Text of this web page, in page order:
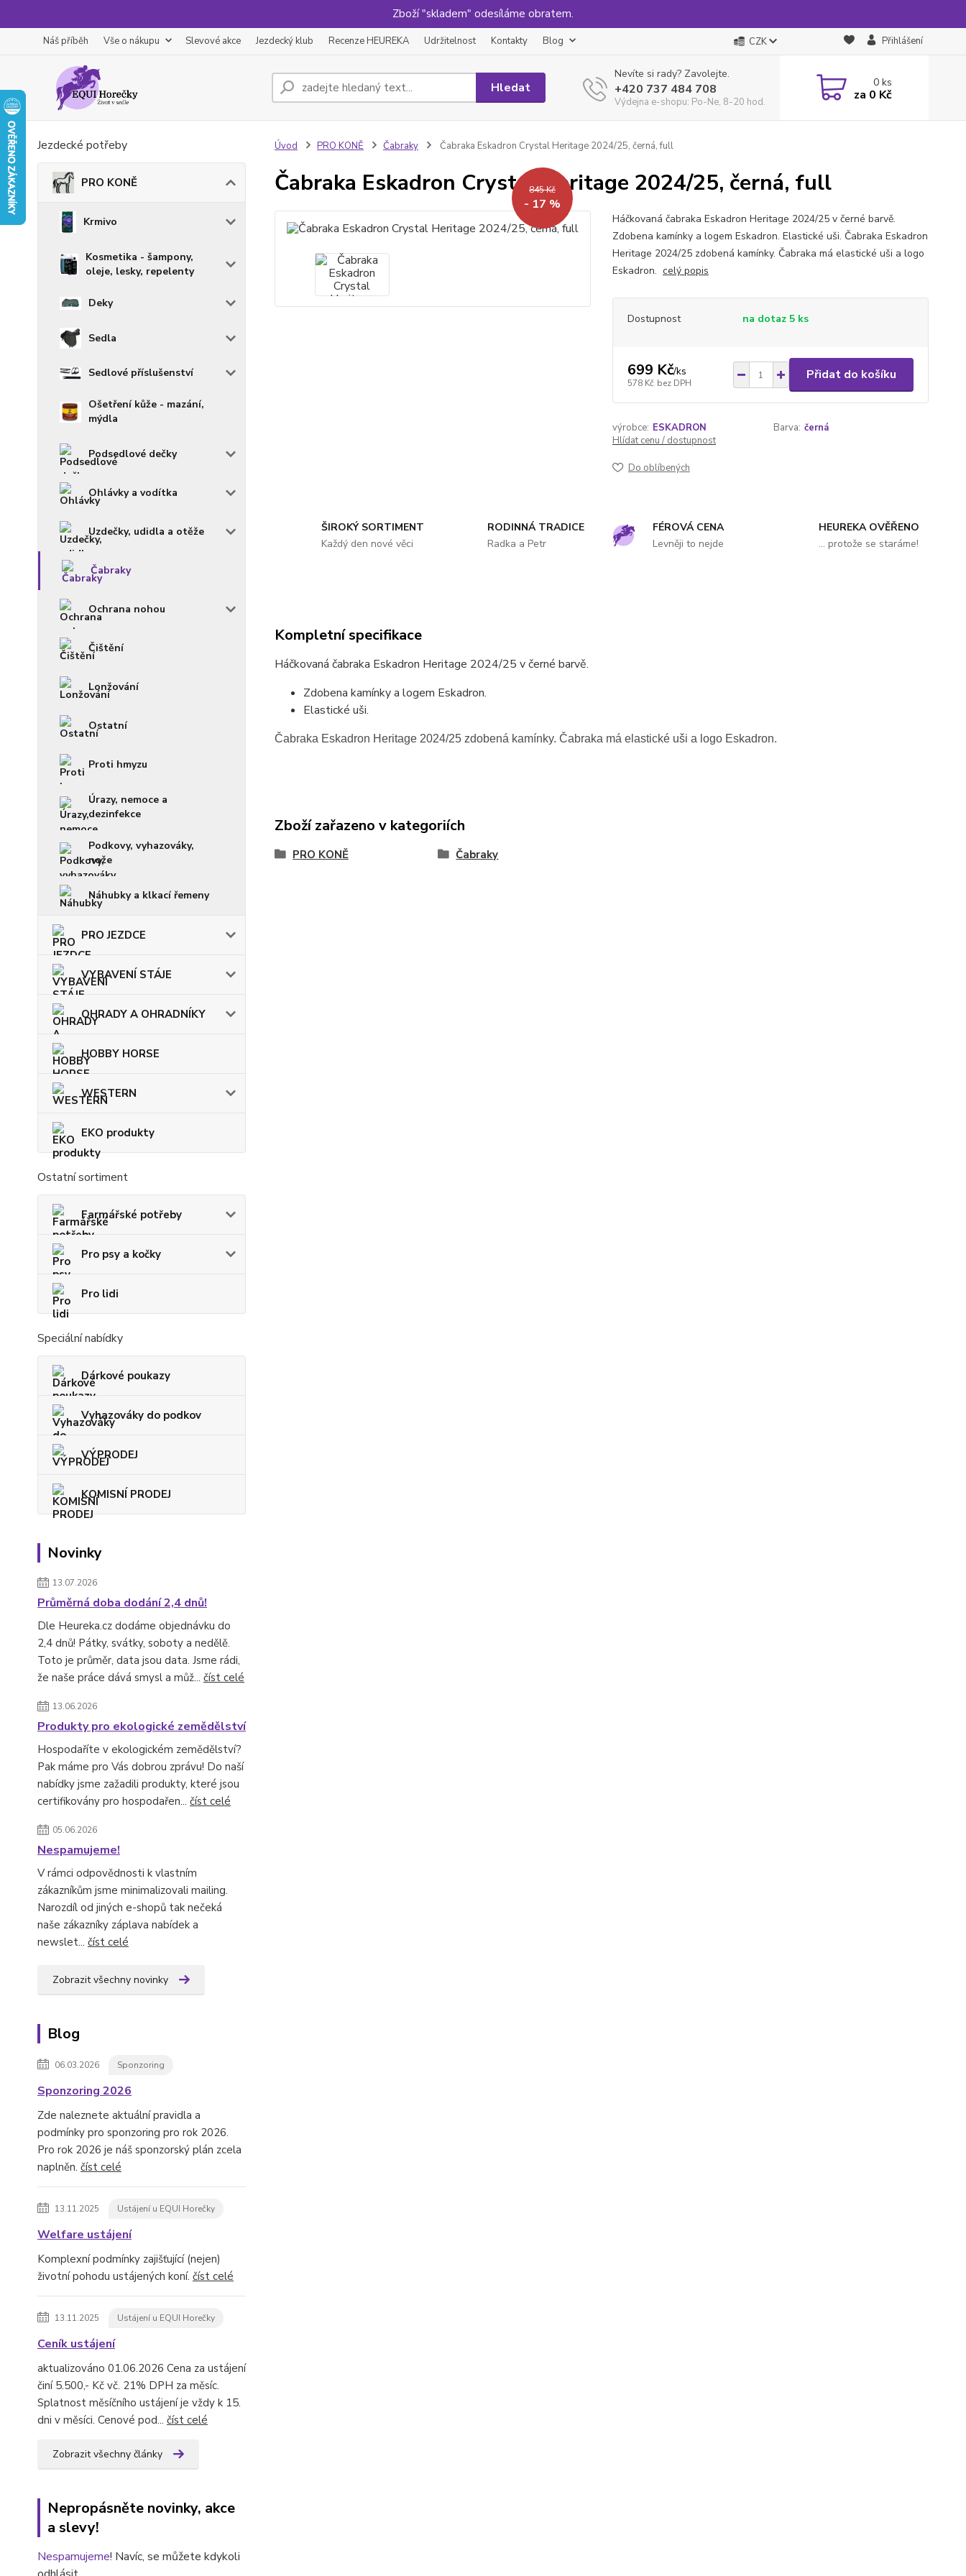
Zboží "skladem" odesíláme obratem.
Náš příběh Vše o nákupu Slevové akce Jezdecký klub Recenze HEUREKA Udržitelnost Kontakty Blog CZK Přihlášení
Hledat
Nevíte si rady? Zavolejte.
+420 737 484 708
Výdejna e-shopu: Po-Ne, 8-20 hod.
0ks
za 0 Kč
Jezdecké potřeby
PRO KONĚ
Krmivo
Kosmetika - šampony,
oleje, lesky, repelenty
Deky
Sedla
Sedlové příslušenství
Ošetření kůže - mazání,
mýdla
Podsedlové dečky
Ohlávky a vodítka
Uzdečky, udidla a otěže
Čabraky
Ochrana nohou
Čištění
Lonžování
Ostatní
Proti hmyzu
Úrazy, nemoce a
dezinfekce
Podkovy, vyhazováky,
nože
Náhubky a klkací řemeny
PRO JEZDCE
VYBAVENÍ STÁJE
OHRADY A OHRADNÍKY
HOBBY HORSE
WESTERN
EKO produkty
Ostatní sortiment
Farmářské potřeby
Pro psy a kočky
Pro lidi
Speciální nabídky
Dárkové poukazy
Vyhazováky do podkov
VÝPRODEJ
KOMISNÍ PRODEJ
Novinky
13.07.2026
Průměrná doba dodání 2,4 dnů!
Dle Heureka.cz dodáme objednávku do
2,4 dnů! Pátky, svátky, soboty a nedělě.
Toto je průměr, data jsou data. Jsme rádi,
že naše práce dává smysl a můž... číst celé
13.06.2026
Produkty pro ekologické zemědělství
Hospodaříte v ekologickém zemědělství?
Pak máme pro Vás dobrou zprávu! Do naší
nabídky jsme zažadili produkty, které jsou
certifikovány pro hospodařen... číst celé
05.06.2026
Nespamujeme!
V rámci odpovědnosti k vlastním
zákazníkům jsme minimalizovali mailing.
Narozdíl od jiných e-shopů tak nečeká
naše zákazníky záplava nabídek a
newslet... číst celé
Zobrazit všechny novinky
Blog
06.03.2026 Sponzoring
Sponzoring 2026
Zde naleznete aktuální pravidla a
podmínky pro sponzoring pro rok 2026.
Pro rok 2026 je náš sponzorský plán zcela
naplněn. číst celé
13.11.2025 Ustájení u EQUI Horečky
Welfare ustájení
Komplexní podmínky zajišťující (nejen)
životní pohodu ustájených koní. číst celé
13.11.2025 Ustájení u EQUI Horečky
Ceník ustájení
aktualizováno 01.06.2026 Cena za ustájení
činí 5.500,- Kč vč. 21% DPH za měsíc.
Splatnost měsíčního ustájení je vždy k 15.
dni v měsíci. Cenové pod... číst celé
Zobrazit všechny články
Nepropásněte novinky, akce
a slevy!
Nespamujeme! Navíc, se můžete kdykoli
Úvod PRO KONĚ Čabraky Čabraka Eskadron Crystal Heritage 2024/25, černá, full
Čabraka Eskadron Crystal Heritage 2024/25, černá, full
845 Kč
- 17 %
Háčkovaná čabraka Eskadron Heritage 2024/25 v černé barvě.
Zdobena kamínky a logem Eskadron. Elastické uši. Čabraka Eskadron
Heritage 2024/25 zdobená kamínky. Čabraka má elastické uši a logo
Eskadron. celý popis
Dostupnost na dotaz 5 ks
699 Kč/ks
578 Kč bez DPH
Přidat do košíku
výrobce: ESKADRON Barva: černá
Hlídat cenu / dostupnost
Do oblíbených
ŠIROKÝ SORTIMENT
Každý den nové věci
RODINNÁ TRADICE
Radka a Petr
FÉROVÁ CENA
Levněji to nejde
HEUREKA OVĚŘENO
... protože se staráme!
Kompletní specifikace
Háčkovaná čabraka Eskadron Heritage 2024/25 v černé barvě.
Zdobena kamínky a logem Eskadron.
Elastické uši.
Čabraka Eskadron Heritage 2024/25 zdobená kamínky. Čabraka má elastické uši a logo Eskadron.
Zboží zařazeno v kategoriích
PRO KONĚ Čabraky